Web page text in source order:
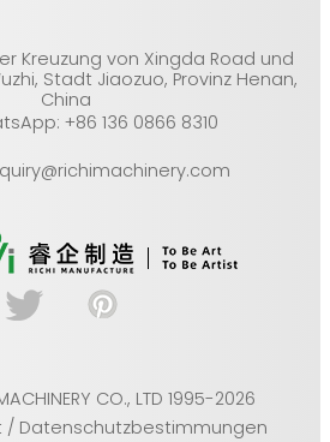
Kreuzung von Xingda Road und
Stadt Jiaozuo, Provinz Henan,
China
+86 136 0866 8310
CO., LTD 1995-2026
/ Datenschutzbestimmungen